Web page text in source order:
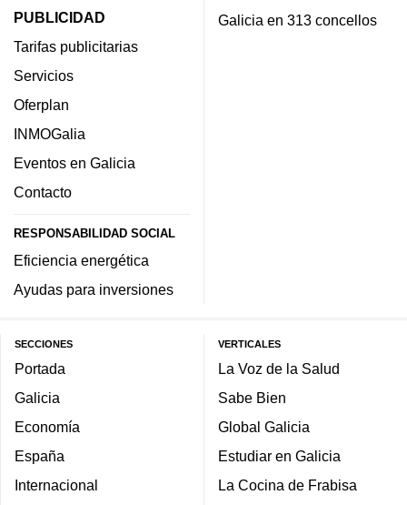
PUBLICIDAD
Tarifas publicitarias
Servicios
Oferplan
INMOGalia
Eventos en Galicia
Contacto
RESPONSABILIDAD SOCIAL
Eficiencia energética
Ayudas para inversiones
Galicia en 313 concellos
SECCIONES
Portada
Galicia
Economía
España
Internacional
VERTICALES
La Voz de la Salud
Sabe Bien
Global Galicia
Estudiar en Galicia
La Cocina de Frabisa